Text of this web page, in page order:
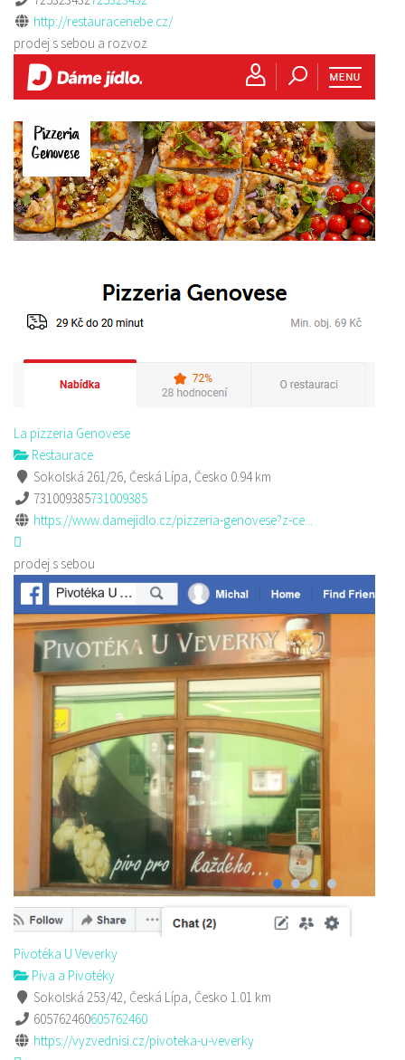
http://restauracenebe.cz/
prodej s sebou a rozvoz
La pizzeria Genovese
Restaurace
Sokolská 261/26, Česká Lípa, Česko 0.94 km
731009385731009385
https://www.damejidlo.cz/pizzeria-genovese?z-ce...
prodej s sebou
Pivotéka U Veverky
Piva a Pivotéky
Sokolská 253/42, Česká Lípa, Česko 1.01 km
605762460605762460
https://vyzvednisi.cz/pivoteka-u-veverky